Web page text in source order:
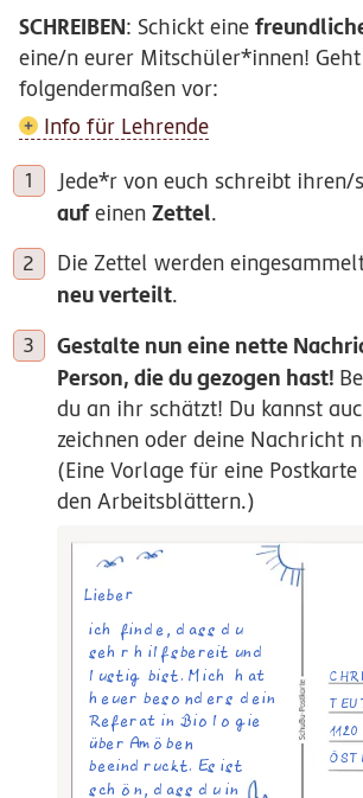
SCHREIBEN: Schickt eine
eine/n eurer Mitschüler*innen!
folgendermaßen vor:
Info für Lehrende
Jede*r von euch schreibt ihren/
aufeinen Zettel.
Die Zettel werden
neu verteilt.
Gestalte nun eine nette
Person, die du gezogen hast!
du an ihr schätzt! Du kannst
zeichnen oder deine Nachricht
(Eine Vorlage für eine
den Arbeitsblättern.)
Lieber
ich finde, dass du
sehr hilfsbereit und
lustig bist. Mich hat
heuer besonders dein
Referat in Biologie
über Amöben
beeindruckt. Es ist
schön, dass du in